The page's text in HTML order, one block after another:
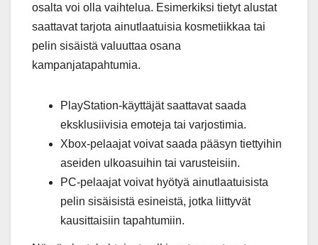
osalta voi olla vaihtelua. Esimerkiksi tietyt alustat
saattavat tarjota ainutlaatuisia kosmetiikkaa tai
pelin sisäistä valuuttaa osana
kampanjatapahtumia.
PlayStation-käyttäjät saattavat saada
eksklusiivisia emoteja tai varjostimia.
Xbox-pelaajat voivat saada pääsyn tiettyihin
aseiden ulkoasuihin tai varusteisiin.
PC-pelaajat voivat hyötyä ainutlaatuisista
pelin sisäisistä esineistä, jotka liittyvät
kausittaisiin tapahtumiin.